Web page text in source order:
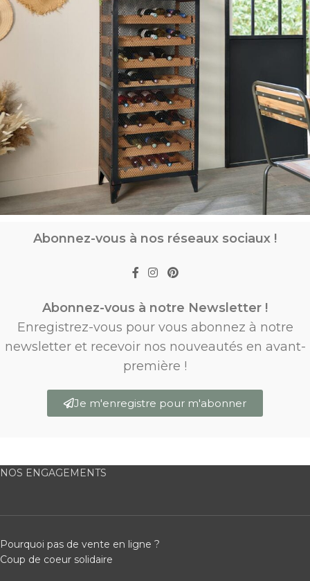
Abonnez-vous à nos réseaux sociaux !
Abonnez-vous à notre Newsletter !
Enregistrez-vous pour vous abonnez à notre
newsletter et recevoir nos nouveautés en avant-
première !
Je m'enregistre pour m'abonner
NOS ENGAGEMENTS
Pourquoi pas de vente en ligne ?
Coup de coeur solidaire